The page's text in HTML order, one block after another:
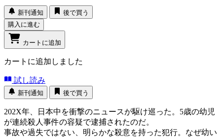
新刊通知
後で買う
購入に進む
カートに追加
カートに追加しました
試し読み
新刊通知 後で買う
202X年、日本中を衝撃のニュースが駆け巡った。5歳の幼児
が連続殺人事件の容疑で逮捕されたのだ。
事故や過失ではない、明らかな殺意を持った犯行。なぜ幼い